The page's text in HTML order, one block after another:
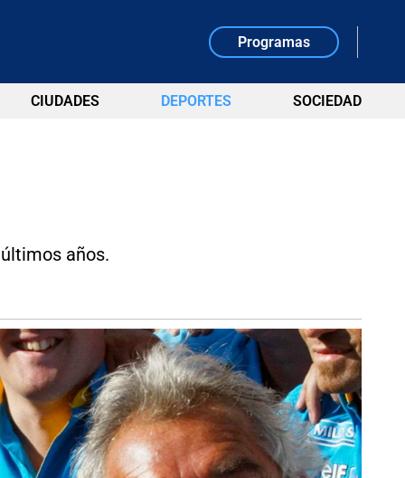
Programas
CIUDADES DEPORTES SOCIEDAD
años.